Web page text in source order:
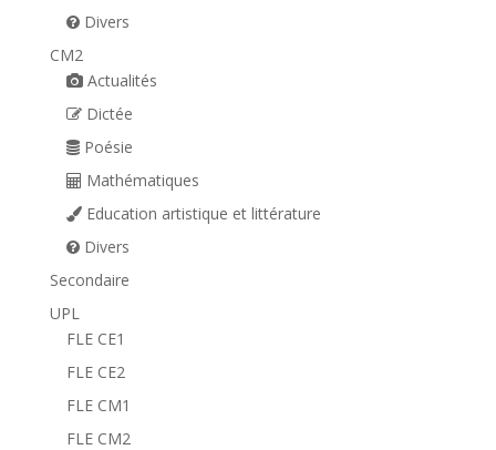
Divers
CM2
Actualités
Dictée
Poésie
Mathématiques
Education artistique et littérature
Divers
Secondaire
UPL
FLE CE1
FLE CE2
FLE CM1
FLE CM2